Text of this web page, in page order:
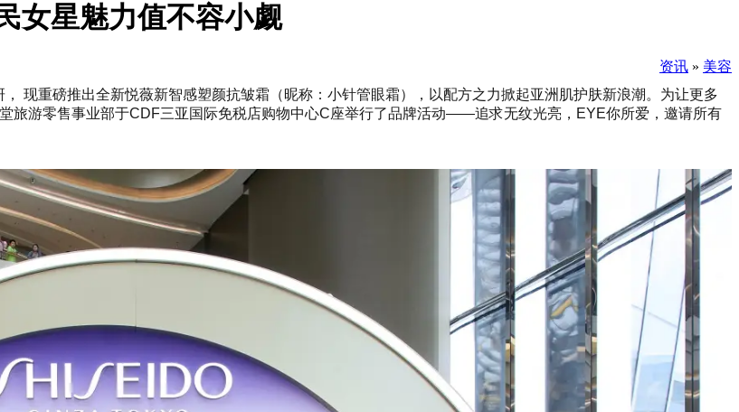
女星魅力值不容小觑
资讯 » 美容
现重磅推出全新悦薇新智感塑颜抗皱霜（昵称：小针管眼霜），以配方之力掀起亚洲肌护肤新浪潮。为让更多
旅游零售事业部于CDF三亚国际免税店购物中心C座举行了品牌活动——追求无纹光亮，EYE你所爱，邀请所有